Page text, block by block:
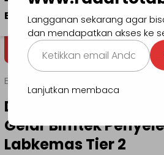
Mobile
Beranda Kotamobagu
Dega' Niondon
Beranda
Dinkes Bolmong dan
Gelar Bimtek
Labkemas Tier 2
Langganan sekarang agar
dan mendapatkan akses ke
Ketikkan
email
Anda...
Lanjutkan membaca